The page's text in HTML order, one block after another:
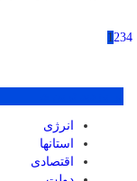
1 234
انرژی
استانها
اقتصادی